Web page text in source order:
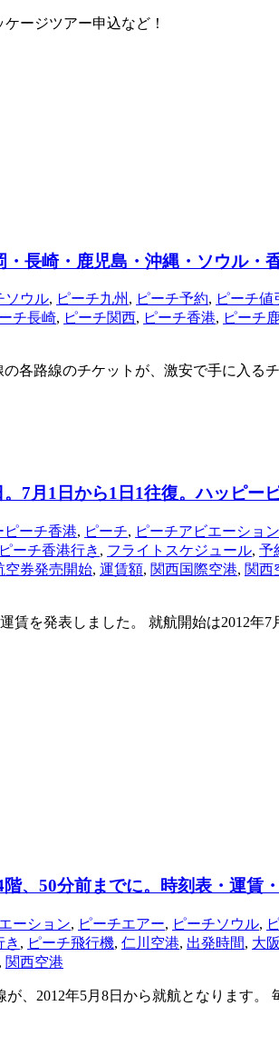
ージツアー申込など！
長崎・鹿児島・沖縄・ソウル・
ソウル, ピーチ九州 , ピーチ予約, ピーチ値
チ長崎, ピーチ関西, ピーチ香港, ピーチ
各路線のチケットが、激安で手に入る
7月1日から1日1往復。ハッピー
ピーチ香港, ピーチ, ピーチアビエーション
ピーチ香港行き , フライトスケジュール, 予
空券発売開始, 運賃額, 関西国際空港, 関西
を発表しました。 就航開始は2012年
、50分前までに。時刻表・運賃
ーション, ピーチエアー, ピーチソウル,
き , ピーチ飛行機, 仁川空港, 出発時間, 大
, 関西空港
、2012年5月8日から就航となります。